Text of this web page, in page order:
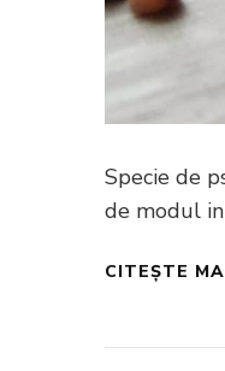
Specie de
de modul
CITEȘTE